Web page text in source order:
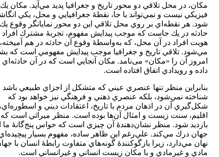
مكان، در محل تلاقي دو محور تاريخ و جغرافيا پديد مي‌آيد. مكان
فيزيكي نيست و نمي‌تواند با جا، نقطۀ جغرافيايي و محل، يكي
شود. هر نقطه‌اي بر روي محل تلاقي اين دو محور نمايانگر وقوع يك
حادثه در يك جاست كه موجب پيدايش مفهوم، تجربۀ مشترك افراد
هويت افراد در آن محل، كه به‌واسطۀ وقوع آن حادثه در هم آميخته،
مي‌شود. تلاقي تاريخ و جغرافيا موجب پيدايش مفهومي است كه
امروز آن را «مكان» می‌نامد. مكان آنجايي است كه در آن
داده و رويدادي اتفاق افتاده است.
بنابراين منظر تنها عنصري عيني كه متشكل از اجزاي طبيعي باشد
شناخته نمي‌شود، بلكه عنصري ذهني و فرهنگي نيز خواهد بود كه
شكل‌گيري آن در اذهان مردم با تاريخ، اعتقادات ديني و
اقليم، سنت زيست و امثال آن‌ها بوده است. منظر ميراثي است كه
بازديد شود. منظر نشان‌دهندۀ آن چيزي است كه حواس پنج‌گانۀ ما
جهان درك مي‌كند. علي‌رغم اين ظاهر ساده، مفهوم بسيار
نهان مي‌دارد، زيرا بازگوكنندۀ گونه‌هاي متفاوت رابطۀ انسان با
مادي و غيرمادي و با مكان زيست انساني و غيرانساني است.